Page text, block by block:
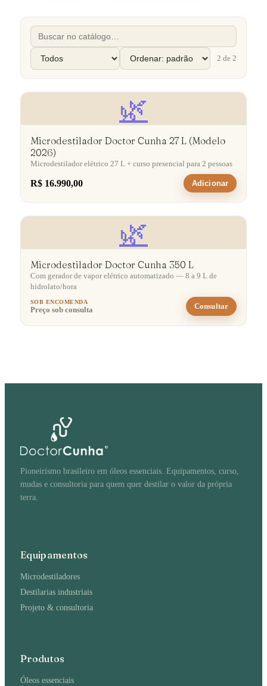
2 de2
🌿
Microdestilador Doctor Cunha 27 L (Modelo
2026)
Microdestilador elétrico 27 L + curso presencial para 2 pessoas
R$ 16.990,00 Adicionar
🌿
Microdestilador Doctor Cunha 350 L
Com gerador de vapor elétrico automatizado — 8 a 9 L de
hidrolato/hora
SOB ENCOMENDA
Preço sob consulta Consultar
Pioneirismo brasileiro em óleos essenciais. Equipamentos, curso,
mudas e consultoria para quem quer destilar o valor da própria
terra.
Equipamentos
Microdestiladores
Destilarias industriais
Projeto & consultoria
Produtos
Óleos essenciais